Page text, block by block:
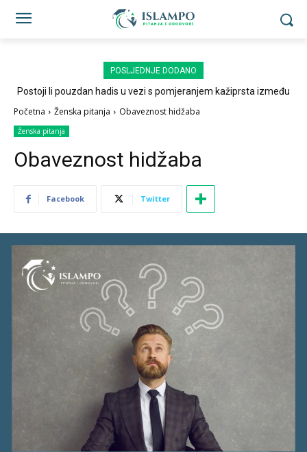
POSLJEDNJE DODANO
Postoji li pouzdan hadis u vezi s pomjeranjem kažiprsta između
Početna Ženska pitanja Obaveznost hidžaba
Ženska pitanja
Obaveznost hidžaba
Facebook Twitter